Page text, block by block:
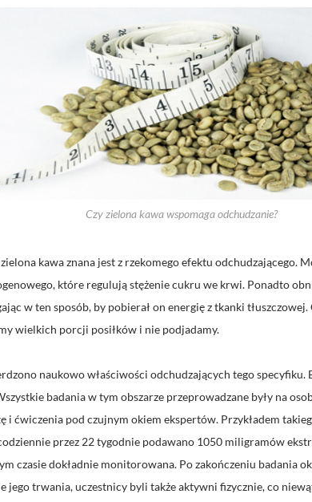
Czy zielona kawa wspomaga odchudzanie?
kawa znana jest z rzekomego efektu odchudzającego.
które regulują stężenie cukru we krwi. Ponadto
w ten sposób, by pobierał on energię z tkanki
wielkich porcji posiłków i nie podjadamy.
naukowo właściwości odchudzających tego
badania w tym obszarze przeprowadzane były na
i ćwiczenia pod czujnym okiem ekspertów. Przykładem
przez 22 tygodnie podawano 1050 miligramów
czasie dokładnie monitorowana. Po zakończeniu badania
jego trwania, uczestnicy byli także aktywni fizycznie, co